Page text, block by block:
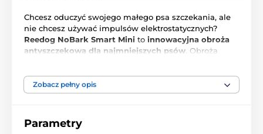
Chcesz oduczyć swojego małego psa szczekania, ale
nie chcesz używać impulsów elektrostatycznych?
Reedog NoBark Smart Mini to innowacyjna obroża
antyszczekowa dla najmniejszych psów . Obroża
można ustawićza pomocą przycisków na obroży
Jest odpowiednia dla psów rasyYorkshire,
2 do 6 kg
niemal natychmiastową, 0,1-sekundową reakcję na
Zobacz pełny opis
Parametry